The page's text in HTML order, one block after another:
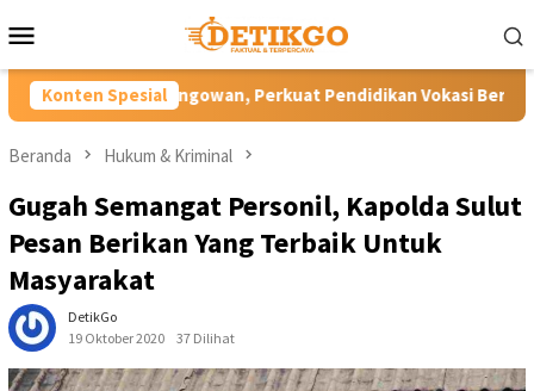
ke
Mobile
Konten Spesial
Perkuat Pendidikan Vokasi Berdaya Saing di Kampung
Beranda Hukum & Kriminal
Gugah Semangat Personil, Kapolda Sulut
Pesan Berikan Yang Terbaik Untuk
Masyarakat
DetikGo
19 Oktober 2020
37 Dilihat